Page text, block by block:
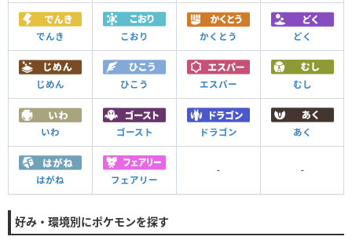
でんき こおり かくとう どく
じめん ひこう エスパー むし
いわ ゴースト ドラゴン あく
はがね フェアリー
- -
好み・環境別にポケモンを探す